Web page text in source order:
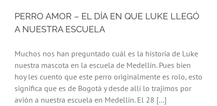
PERRO AMOR – EL DÍA EN QUE LUKE LLEGÓ
A NUESTRA ESCUELA
Muchos nos han preguntado cuál es la historia de Luke
nuestra mascota en la escuela de Medellín. Pues bien
hoy les cuento que este perro originalmente es rolo, esto
significa que es de Bogotá y desde allí lo trajimos por
avión a nuestra escuela en Medellín. El 28 [...]